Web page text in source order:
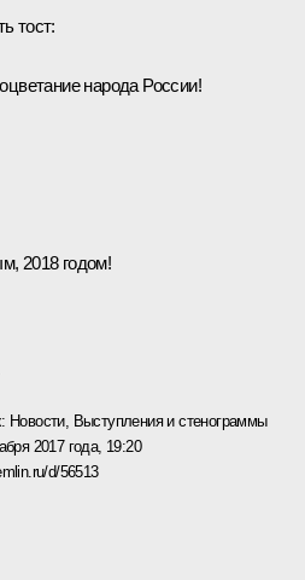
тост:
народа России!
2018 годом!
Новости, Выступления и стенограммы
2017 года, 19:20
d/56513